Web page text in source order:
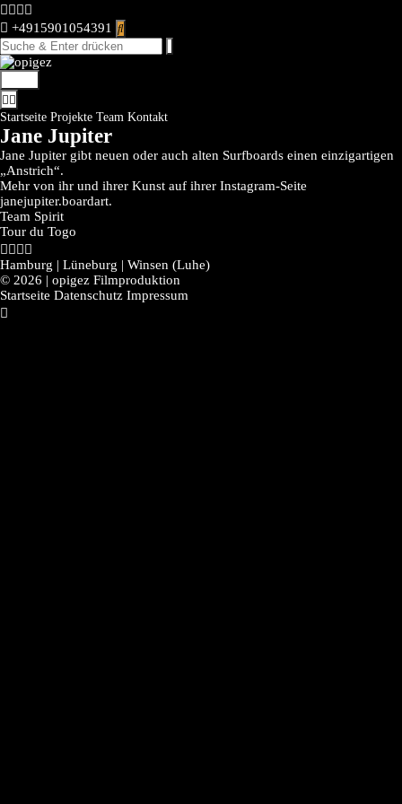
Skip
to
content
+4915901054391
Startseite Projekte Team Kontakt
Jane Jupiter
Jane Jupiter gibt neuen oder auch alten Surfboards einen einzigartigen
„Anstrich“.
Mehr von ihr und ihrer Kunst auf ihrer Instagram-Seite
janejupiter.boardart.
Post
navigation
Team Spirit
Tour du Togo
Hamburg | Lüneburg | Winsen (Luhe)
© 2026 | opigez Filmproduktion
Startseite Datenschutz Impressum